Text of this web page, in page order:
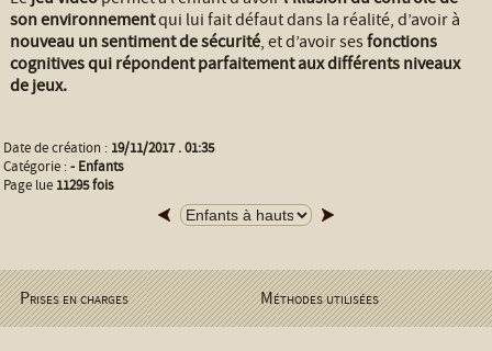
son environnementqui lui fait défaut dans la réalité, d’avoir à
nouveau un sentiment de sécurité, et d’avoir sesfonctions
cognitives qui répondent parfaitement aux différents niveaux
de jeux.
Date de création : 19/11/2017 . 01:35
Catégorie :- Enfants
Page lue 11295 fois
Prises en charges Méthodes utilisées